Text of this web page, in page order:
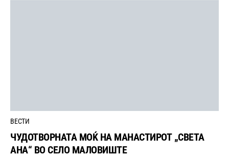
ВЕСТИ
ЧУДОТВОРНАТА МОЌ НА МАНАСТИРОТ „СВЕТА
АНА“ ВО СЕЛО МАЛОВИШТЕ